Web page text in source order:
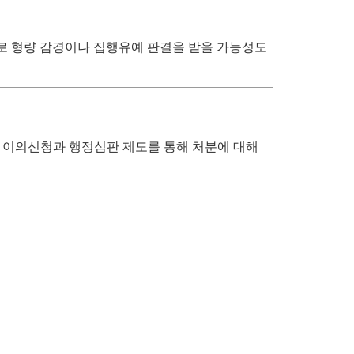
형량 감경이나 집행유예 판결을 받을 가능성도
의신청과 행정심판 제도를 통해 처분에 대해